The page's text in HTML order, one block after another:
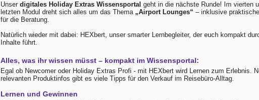
Unser digitales Holiday Extras Wissensportal geht in die nächste Runde! Im vierten
letzten Modul dreht sich alles um das Thema„Airport Lounges“ – inklusive
für die Beratung.
Natürlich wieder mit dabei: HEXbert, unser smarter Lernbegleiter, der euch kompakt
Inhalte führt.
Alles, was ihr wissen müsst – kompakt im Wissensportal:
Egal ob Newcomer oder Holiday Extras Profi - mit HEXbert wird Lernen zum Erlebnis.
relevanten Produktinfos gibt es viele Tipps für den Verkauf im Reisebüro-Alltag.
Lernen und Gewinnen